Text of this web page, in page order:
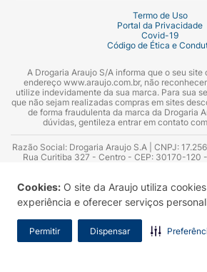
Cookies: O site da Araujo utiliza
experiência e oferecer serviços
Permitir Dispensar
Termo de Uso
Portal da Privacidade
Covid-19
Código de Ética e
A Drogaria Araujo S/A informa que o seu
endereço www.araujo.com.br, não
utilize indevidamente da sua marca. Para sua
que não sejam realizadas compras em sites
de forma fraudulenta da marca da Drogaria
dúvidas, gentileza entrar em contato
Razão Social: Drogaria Araujo S.A | CNPJ:
Rua Curitiba 327 - Centro - CEP: 30170-120
Azevedo Guimarães – CRF 10.965 | Yasmin
Consultor substituto: Thiago Aguiar Pinheiro -
Sanitário: 2025020713 | Autorização de